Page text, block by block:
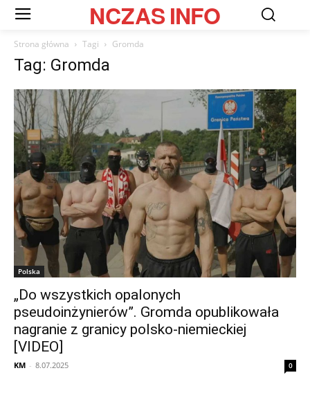
NCZASINFO
Strona główna Tagi Gromda
Tag: Gromda
Polska
„Do wszystkich opalonych
pseudoinżynierów”. Gromda opublikowała
nagranie z granicy polsko-niemieckiej
[VIDEO]
KM - 8.07.2025 0